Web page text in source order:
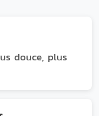
douce, plus